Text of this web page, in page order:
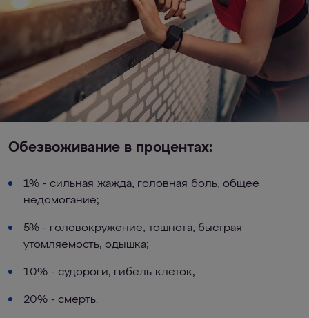
Обезвоживание в процентах:
1% - сильная жажда, головная боль, общее
недомогание;
5% - головокружение, тошнота, быстрая
утомляемость, одышка;
10% - судороги, гибель клеток;
20% - смерть.